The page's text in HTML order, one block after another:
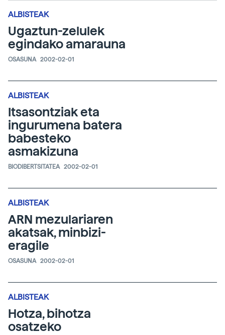
ALBISTEAK
Ugaztun-zelulek
egindako amarauna
OSASUNA 2002-02-01
ALBISTEAK
Itsasontziak eta
ingurumena batera
babesteko
asmakizuna
BIODIBERTSITATEA 2002-02-01
ALBISTEAK
ARN mezulariaren
akatsak, minbizi-
eragile
OSASUNA 2002-02-01
ALBISTEAK
Hotza, bihotza
osatzeko